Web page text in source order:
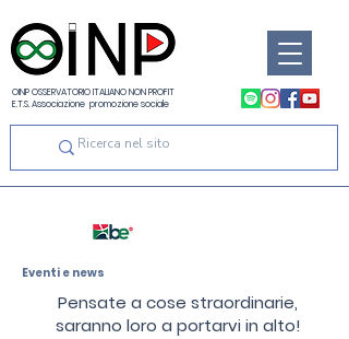
OINP OSSERVATORIO ITALIANO NON PROFIT
E.T.S. Associazione promozione sociale
Eventi e news
Pensate a cose straordinarie,
saranno loro a portarvi in alto!